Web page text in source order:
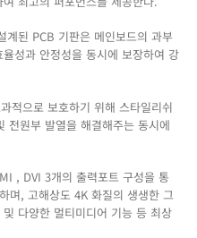
계된 PCB 기판은 메인보드의 과부
성과 안정성을 동시에 보장하여 강
적으로 보호하기 위해 스타일리쉬
전원부 발열을 해결해주는 동시에
, DVI 3개의 출력포트 구성을 통
며, 고해상도 4K 화질의 생생한 그
다양한 멀티미디어 기능 등 최상